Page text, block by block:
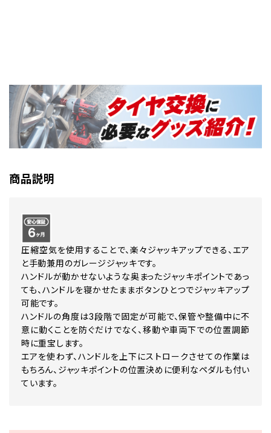
商品説明
圧縮空気を使用することで、楽々ジャッキアップできる、エア
と手動兼用のガレージジャッキです。
ハンドルが動かせないような奥まったジャッキポイントであっ
ても、ハンドルを寝かせたままボタンひとつでジャッキアップ
可能です。
ハンドルの角度は3段階で固定が可能で、保管や整備中に不
意に動くことを防ぐだけでなく、移動や車両下での位置調節
時に重宝します。
エアを使わず、ハンドルを上下にストロークさせての作業は
もちろん、ジャッキポイントの位置決めに便利なペダルも付い
ています。